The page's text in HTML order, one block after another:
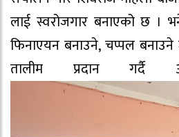
लाई स्वरोजगार बनाएको छ ।
फिनाएयन बनाउने, चप्पल बनाउने
तालीम प्रदान